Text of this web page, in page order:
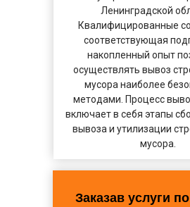
Ленинградской
Квалифицированные
соответствующая
накопленный опыт
осуществлять вывоз
мусора наиболее
методами. Процесс
включает в себя этапы
вывоза и утилизации
мусора.
Заказав услуги